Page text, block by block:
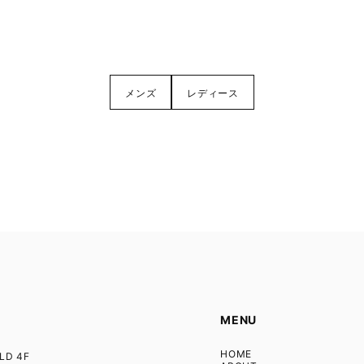
メンズ レディース
4F
MENU
HOME